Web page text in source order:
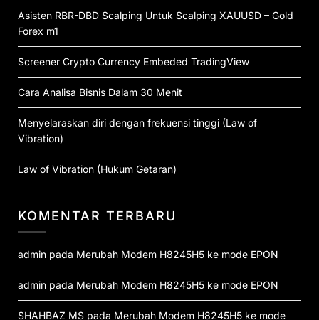
Asisten RBR-DBD Scalping Untuk Scalping XAUUSD – Gold
Forex m1
Screener Crypto Currency Embeded TradingView
Cara Analisa Bisnis Dalam 30 Menit
Menyelaraskan diri dengan frekuensi tinggi (Law of
Vibration)
Law of Vibration (Hukum Getaran)
KOMENTAR TERBARU
admin pada Merubah Modem H8245H5 ke mode EPON
admin pada Merubah Modem H8245H5 ke mode EPON
SHAHBAZ MS pada Merubah Modem H8245H5 ke mode